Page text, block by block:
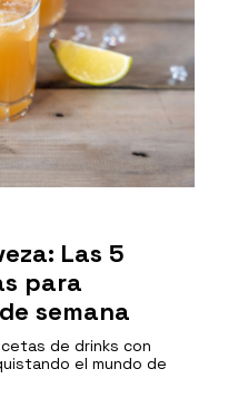
Las 5
para
semana
de drinks con
el mundo de